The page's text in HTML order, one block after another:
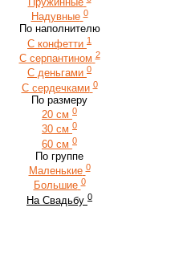
Надувные 0
По наполнителю
С конфетти 1
С серпантином 2
С деньгами 0
С сердечками 0
По размеру
20 см 0
30 см 0
60 см 0
По группе
Маленькие 0
Большие 0
На Свадьбу 0